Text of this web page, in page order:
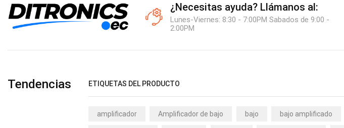
¿Necesitas ayuda? Llámanos al:
Lunes-Viernes: 8:30 - 7:00PM Sabados de 9:00 -
2:00PM
Tendencias ETIQUETAS DEL PRODUCTO
amplificador Amplificador de bajo bajo bajo amplificado